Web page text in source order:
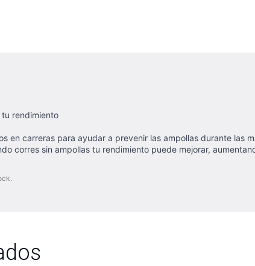
rendimiento
en carreras para ayudar a prevenir las ampollas durante
corres sin ampollas tu rendimiento puede mejorar,